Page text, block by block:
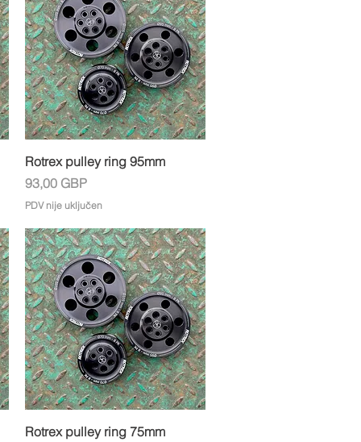
Brzi pregled
Rotrex pulley ring 95mm
Cijena
93,00 GBP
PDV nije uključen
Brzi pregled
Rotrex pulley ring 75mm